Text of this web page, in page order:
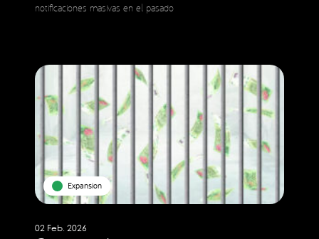
notificaciones masivas en el pasado
Expansion
02 Feb. 2026